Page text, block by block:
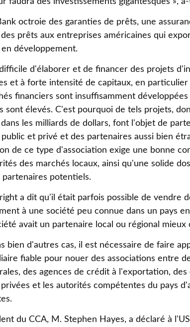
octroie des garanties de prêts, une
prêts aux entreprises américaines qui
développement.
d'élaborer et de financer des projets
et à forte intensité de capitaux, en particulier
financiers sont insuffisamment
sont élevés. C'est pourquoi de tels projets,
les milliards de dollars, font l'objet de
et privé et des partenaires aussi bien
de ce type d'association exige une bonne
des marchés locaux, ainsi qu'une solide
partenaires potentiels.
a dit qu'il était parfois possible de vendre
à une société peu connue dans un pays
avait un partenaire local ou régional mieux
bien d'autres cas, il est nécessaire de faire
fiable pour nouer des associations entre
des agences de crédit à l'exportation,
privées et les autorités compétentes du pays
du CCA, M. Stephen Hayes, a déclaré à